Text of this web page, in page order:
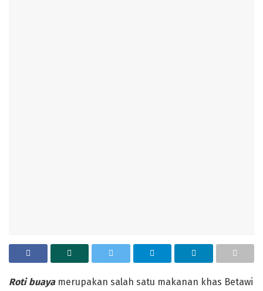
‎Roti buayamerupakan salah satu makanan khas Betawi